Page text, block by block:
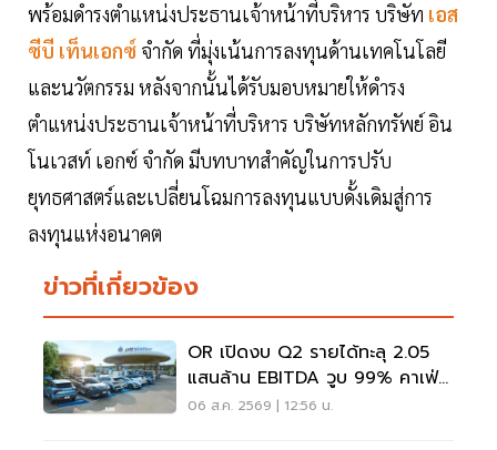
พร้อมดำรงตำแหน่งประธานเจ้าหน้าที่บริหาร บริษัท เอส
ซีบี เท็นเอกซ์ จำกัด ที่มุ่งเน้นการลงทุนด้านเทคโนโลยี
และนวัตกรรม หลังจากนั้นได้รับมอบหมายให้ดำรง
ตำแหน่งประธานเจ้าหน้าที่บริหาร บริษัทหลักทรัพย์ อิน
โนเวสท์ เอกซ์ จำกัด มีบทบาทสำคัญในการปรับ
ยุทธศาสตร์และเปลี่ยนโฉมการลงทุนแบบดั้งเดิมสู่การ
ลงทุนแห่งอนาคต
ข่าวที่เกี่ยวข้อง
OR เปิดงบ Q2 รายได้ทะลุ 2.05
แสนล้าน EBITDA วูบ 99% คาเฟ่อ
เมซอนขายนิวไฮ 117 ล้านแก้ว
06 ส.ค. 2569 | 12:56 น.